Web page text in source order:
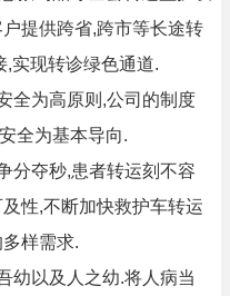
提供跨省,跨市等长途转
,实现转诊绿色通道.
全为高原则,公司的制度
全为基本导向.
分夺秒,患者转运刻不容
性,不断加快救护车转运
样需求.
幼以及人之幼.将人病当